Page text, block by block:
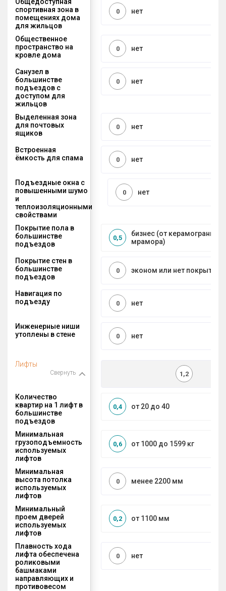
спортивная зона в
помещениях дома
для жильцов
нет
0
Общественное
пространство на
кровле дома
нет
0
Санузел в
большинстве
подъездов с
доступом для
жильцов
нет
0
Выделенная зона
для почтовых
ящиков
нет
0
Встроенная
ёмкость для спама
нет
0
Подъездные окна с
повышенными шумо
и
теплоизоляционными
свойствами
нет
0
Покрытие пола в
большинстве
подъездов
бизнес (от керамогранита
мрамора)
0,5
Покрытие стен в
большинстве
подъездов
эконом или нет покрытия
0
Навигация по
подъезду
нет
0
Инженерные ниши
утоплены в стене
нет
0
Лифты
Свернуть 1,2
Количество
квартир на 1 лифт в
большинстве
подъездов
от 20 до 40
0,4
Минимальная
грузоподъемность
используемых
лифтов
от 1000 до 1599 кг
0,6
Минимальная
высота потолка
используемых
лифтов
менее 2200 мм
0
Минимальный
проем дверей
используемых
лифтов
от 1100 мм
0,2
Плавность хода
лифта обеспечена
роликовыми
башмаками
направляющих и
противовесом
нет
0